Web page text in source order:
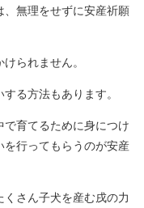
、無理をせずに安産祈願
られません。
る方法もあります。
育てるために身につけ
を行ってもらうのが安産
くさん子犬を産む戌の力